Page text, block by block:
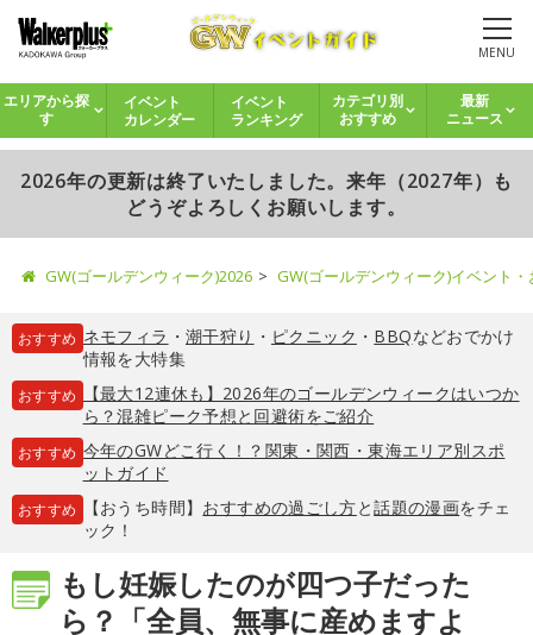
MENU
エリアから探
す
イベント
カレンダー
イベント
ランキング
カテゴリ別
おすすめ
最新
ニュース
2026年の更新は終了いたしました。来年（2027年）も
どうぞよろしくお願いします。
GW(ゴールデンウィーク)2026 GW(ゴールデンウィーク)イベント
おすすめ ネモフィラ ・ 潮干狩り ・ ピクニック ・ BBQなどおでかけ
情報を大特集
おすすめ
【最大12連休も】2026年のゴールデンウィークはいつか
ら？混雑ピーク予想と回避術をご紹介
おすすめ 今年のGWどこ行く！？関東・関西・東海エリア別スポ
ットガイド
おすすめ 【おうち時間】 おすすめの過ごし方と話題の漫画をチェ
ック！
もし妊娠したのが四つ子だった
ら？「全員、無事に産めますよ